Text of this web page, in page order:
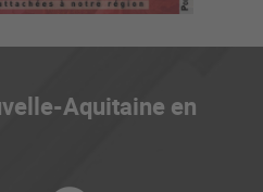
Aquitaine en